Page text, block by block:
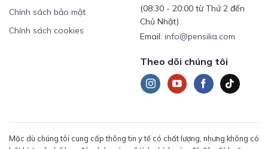
Chính sách bảo mật
Chính sách cookies
(08:30 - 20:00 từ Thứ 2 đến
Chủ Nhật)
Email: info@pensilia.com
Theo dõi chúng tôi
Mặc dù chúng tôi cung cấp thông tin y tế có chất lượng, nhưng không có